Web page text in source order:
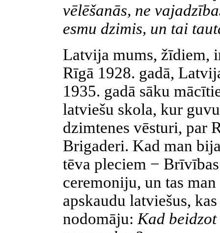
vēlēšanās, ne
esmu dzimis, un tai
Latvija mums, žīdiem,
Rīgā 1928. gadā,
1935. gadā sāku
latviešu skola, kur
dzimtenes vēsturi, par
Brigaderi. Kad man
tēva pleciem −
ceremoniju, un tas
apskaudu latviešus,
nodomāju: Kad